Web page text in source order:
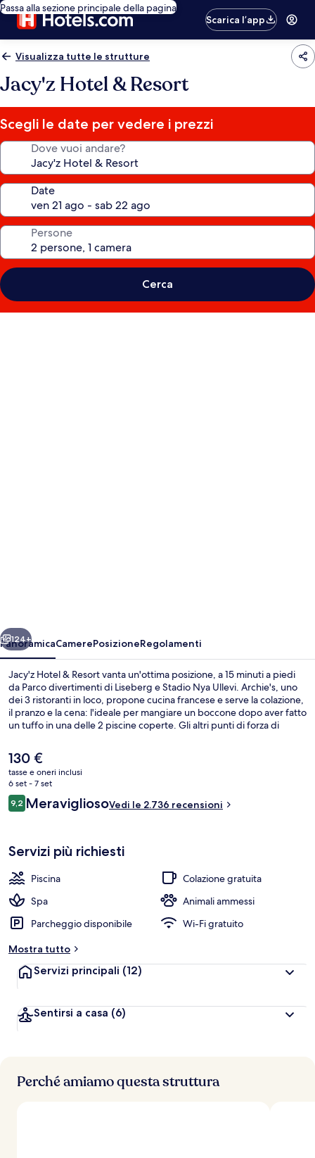
Passa alla sezione principale della pagina
Scarica l’app
Visualizza tutte le strutture
Jacy'z Hotel & Resort
Scegli le date per vedere i prezzi
Dove vuoi andare?
Date
Persone
Cerca
Avanti
124+
PanoramicaCamerePosizioneRegolamenti
Jacy'z Hotel & Resort vanta un'ottima posizione, a 15 minuti a piedi
da Parco divertimenti di Liseberg e Stadio Nya Ullevi. Archie's, uno
dei 3 ristoranti in loco, propone cucina francese e serve la colazione,
il pranzo e la cena: l'ideale per mangiare un boccone dopo aver fatto
un tuffo in una delle 2 piscine coperte. Gli altri punti di forza di
aperto 24 ore su 24 e una palestra aperta giorno e notte. Altri
viaggiatori apprezzano il personale gentile della struttura.
Approfitta dei mezzi pubblici nelle vicinanze: Fermata del tram di
Ullevi-Södra è a 8 min e Fermata del tram di Ullevi Norra a 9 min a
piedi.
Il
prezzo
attuale
è
130 €
130 €
tasse e oneri inclusi
6 set - 7 set
Recensioni
9,29,2 su 10
MeravigliosoVedi le 2.736 recensioni
Servizi più richiesti
Piscina
Colazione gratuita
Spa
Animali ammessi
Parcheggio disponibile
Wi-Fi gratuito
Mostra tutto
Servizi principali (12)
Sentirsi a casa (6)
Perché amiamo questa struttura